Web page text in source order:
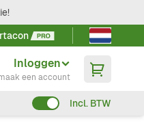
Taal kiezen
Inloggen
een account
Incl. BTW